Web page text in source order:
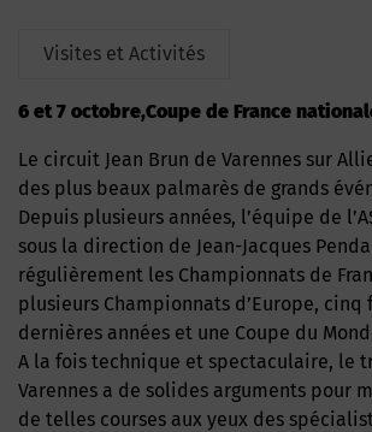
Visites et Activités
6 et 7 octobre,Coupe de France
Le circuit Jean Brun de Varennes sur Allier possède l’un
des plus beaux palmarès de grands
Depuis plusieurs années, l’équipe de
sous la direction de Jean-Jacques
régulièrement les Championnats de
plusieurs Championnats d’Europe, cinq
dernières années et une Coupe du
A la fois technique et spectaculaire, le
Varennes a de solides arguments pour
de telles courses aux yeux des